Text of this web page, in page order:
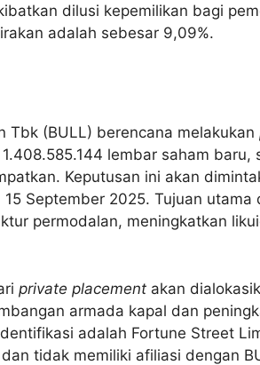
dilusi kepemilikan bagi
adalah sebesar 9,09%.
Tbk (BULL) berencana melakukan
lembar saham baru,
Keputusan ini akan
September 2025. Tujuan utama
permodalan, meningkatkan
private placement akan
armada kapal dan
adalah Fortune Street
tidak memiliki afiliasi dengan